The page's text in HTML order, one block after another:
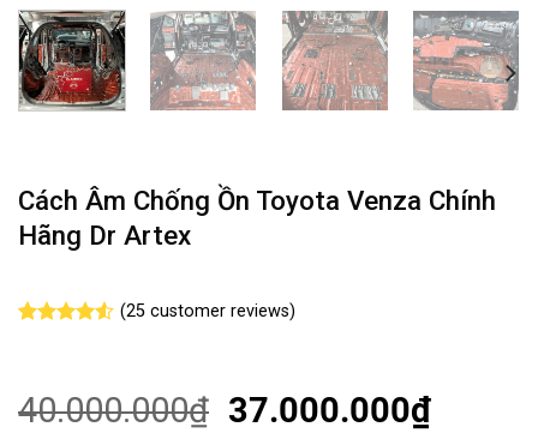
Cách Âm Chống Ồn Toyota Venza Chính
Hãng Dr Artex
customer
ratings
(25customer reviews)
40.000.000₫ 37.000.000₫